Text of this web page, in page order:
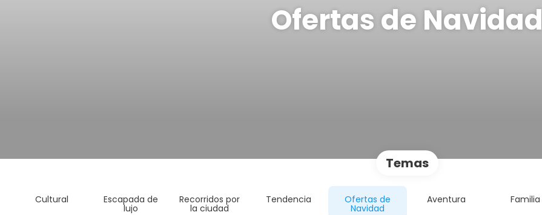
Ofertas de Navidad
Temas
Cultural Escapada de
lujo
Recorridos por
la ciudad
Tendencia Ofertas de
Navidad
Aventura Familia